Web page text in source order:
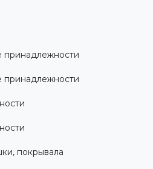
принадлежности
принадлежности
покрывала